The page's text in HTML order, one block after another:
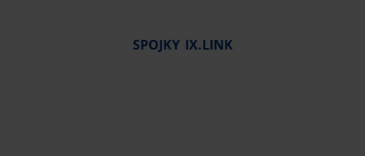
SPOJKY IX.LINK